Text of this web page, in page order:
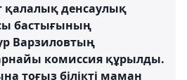
қалалық денсаулық
бастығының
Варзиловтың
комиссия құрылды.
тоғыз білікті маман